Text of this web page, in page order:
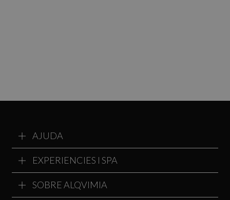
AJUDA
EXPERIENCIES I SPA
SOBRE ALQVIMIA